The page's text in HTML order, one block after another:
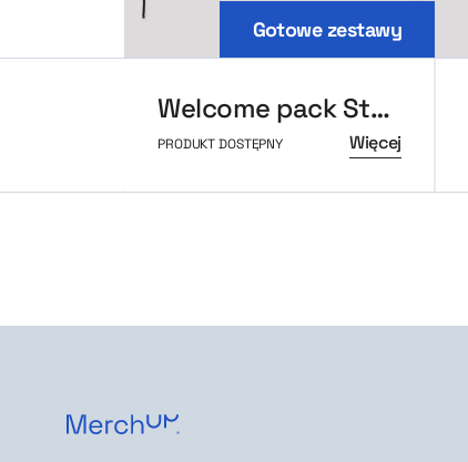
Gotowe zestawy
Welcome pack Standard
PRODUKT DOSTĘPNY Więcej